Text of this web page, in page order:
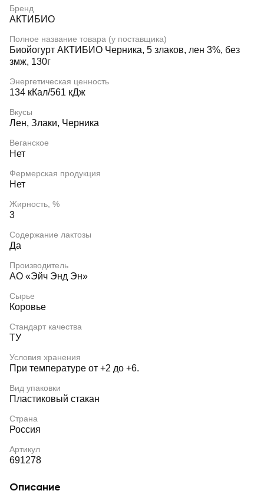
Бренд
АКТИБИО
Полное название товара (у поставщика)
Биойогурт АКТИБИО Черника, 5 злаков, лен 3%, без
змж, 130г
Энергетическая ценность
134 кКал/561 кДж
Вкусы
Лен, Злаки, Черника
Веганское
Нет
Фермерская продукция
Нет
Жирность, %
3
Содержание лактозы
Да
Производитель
АО «Эйч Энд Эн»
Сырье
Коровье
Стандарт качества
ТУ
Условия хранения
При температуре от +2 до +6.
Вид упаковки
Пластиковый стакан
Страна
Россия
Артикул
691278
Описание